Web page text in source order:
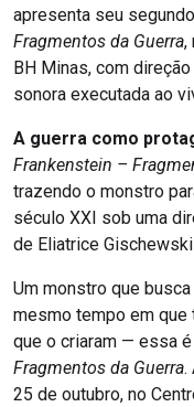
apresenta seu
Fragmentos da Guerra,
BH Minas, com
sonora executada ao
A guerra como
Frankenstein –
trazendo o monstro
século XXI sob uma
de Eliatrice
Um monstro que
mesmo tempo em
que o criaram — essa
Fragmentos da Guerra.
25 de outubro, no